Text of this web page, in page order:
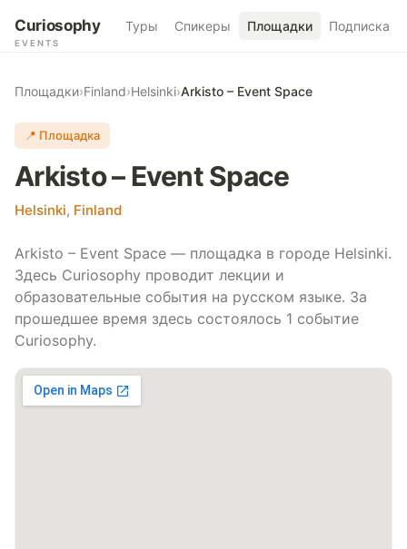
Curiosophy
EVENTS
Туры Спикеры Площадки Подписка
Площадки›Finland›Helsinki›Arkisto – Event Space
📍 Площадка
Arkisto – Event Space
Helsinki, Finland
Arkisto – Event Space — площадка в городе Helsinki.
Здесь Curiosophy проводит лекции и
образовательные события на русском языке. За
прошедшее время здесь состоялось 1 событие
Curiosophy.